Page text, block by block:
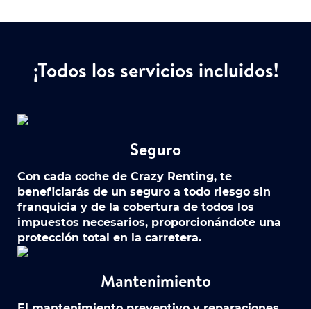
¡Todos los servicios incluidos!
Seguro
Con cada coche de Crazy Renting, te
beneficiarás de un seguro a todo riesgo sin
franquicia y de la cobertura de todos los
impuestos necesarios, proporcionándote una
protección total en la carretera.
Mantenimiento